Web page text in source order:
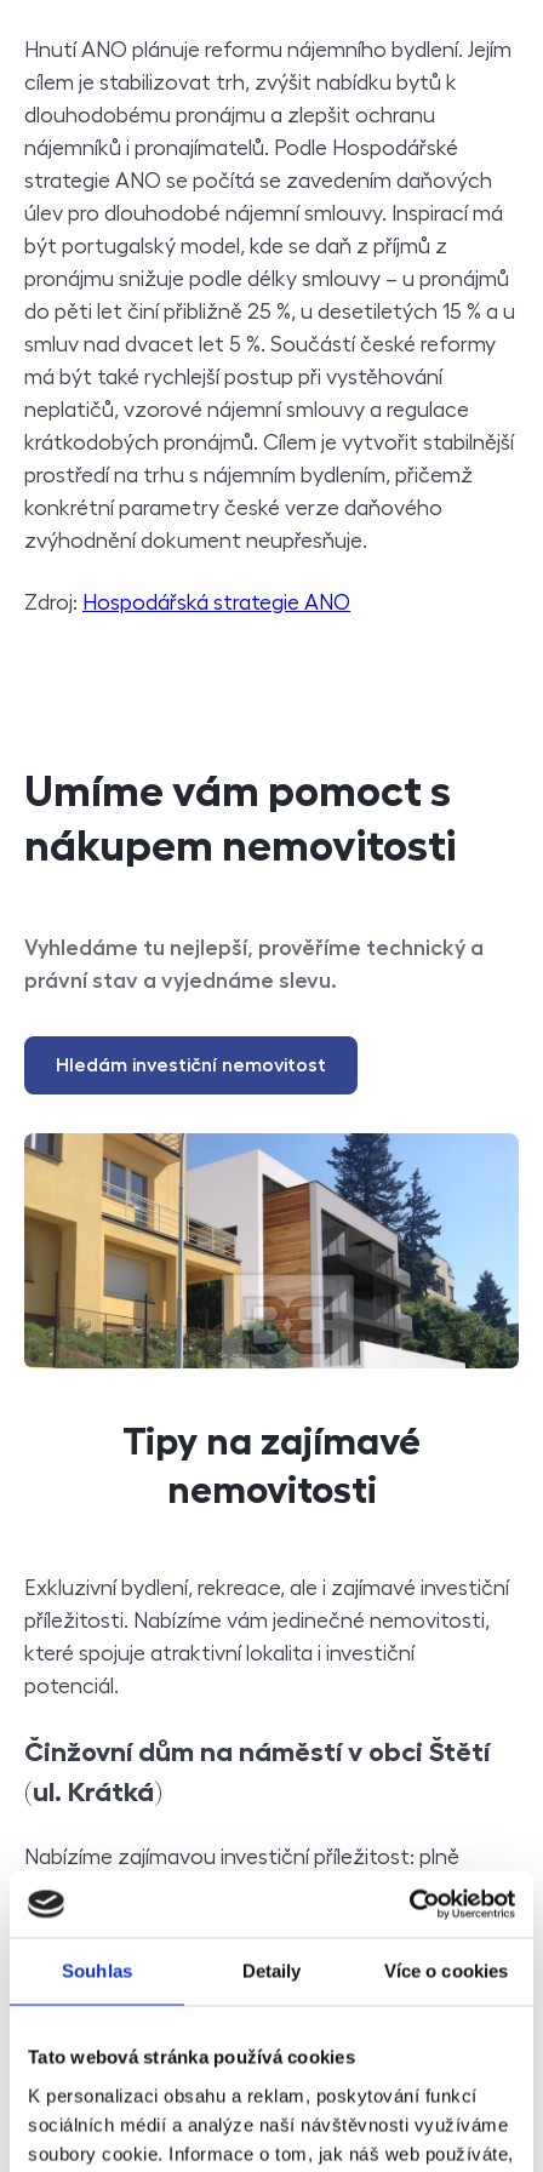
Souhlas Detaily Více o cookies
Tato webová stránka používá cookies
K personalizaci obsahu a reklam, poskytování funkcí
sociálních médií a analýze naší návštěvnosti využíváme
soubory cookie. Informace o tom, jak náš web používáte,
Hnutí ANO plánuje reformu nájemního bydlení. Jejím
cílem je stabilizovat trh, zvýšit nabídku bytů k
dlouhodobému pronájmu a zlepšit ochranu
nájemníků i pronajímatelů. Podle Hospodářské
strategie ANO se počítá se zavedením daňových
úlev pro dlouhodobé nájemní smlouvy. Inspirací má
být portugalský model, kde se daň z příjmů z
pronájmu snižuje podle délky smlouvy – u pronájmů
do pěti let činí přibližně 25 %, u desetiletých 15 % a u
smluv nad dvacet let 5 %. Součástí české reformy
má být také rychlejší postup při vystěhování
neplatičů, vzorové nájemní smlouvy a regulace
krátkodobých pronájmů. Cílem je vytvořit stabilnější
prostředí na trhu s nájemním bydlením, přičemž
konkrétní parametry české verze daňového
zvýhodnění dokument neupřesňuje.
Zdroj: Hospodářská strategie ANO
Umíme vám pomoct s
nákupem nemovitosti
Vyhledáme tu nejlepší, prověříme technický a
právní stav a vyjednáme slevu.
Hledám investiční nemovitost
Tipy na zajímavé
nemovitosti
Exkluzivní bydlení, rekreace, ale i zajímavé investiční
příležitosti. Nabízíme vám jedinečné nemovitosti,
které spojuje atraktivní lokalita i investiční
potenciál.
Činžovní dům na náměstí v obci Štětí
(ul. Krátká)
Nabízíme zajímavou investiční příležitost: plně
obsazený činžovní dům s 5 bytovými jednotkami
(celkem 397 m²), 3 ubytovacími jednotkami (62 m²)
ve Štětí. O dům s nájemníky se stará správce, který
centru města s veškerou občanskou vybaveností a
dobrou dopravní dostupností se jedná o
bezpečnou a dlouhodobě výnosnou investici. Štětí
je navíc obklopeno malebnou krajinou – ideální